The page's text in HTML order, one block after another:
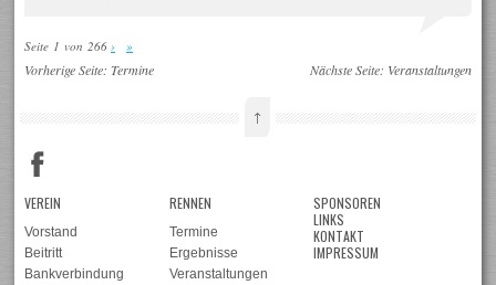
Seite 1 von 266 › »
Vorherige Seite:Termine Nächste Seite: Veranstaltungen
↑
VEREIN
Vorstand
Beitritt
Bankverbindung
RENNEN
Termine
Ergebnisse
Veranstaltungen
SPONSOREN
LINKS
KONTAKT
IMPRESSUM